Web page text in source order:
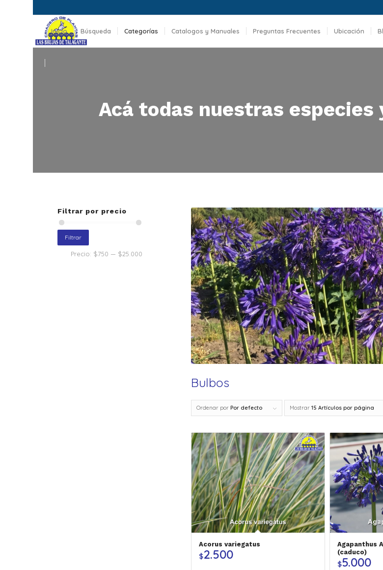
Inicio Búsqueda Categorías Catalogos y Manuales Preguntas Frecuentes Ubicación
Acá todas nuestras
Bulbos
Ordenar porPor defecto Mostrar15 Artículos por página
Acorus variegatus
$2.500
Agapanthus
(caduco)
$5.000
Filtrar por precio
Filtrar
Precio: $750 — $25.000